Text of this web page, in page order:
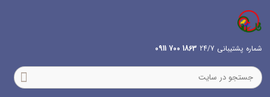
شماره پشتیبانی 24/7 1863 700 0911